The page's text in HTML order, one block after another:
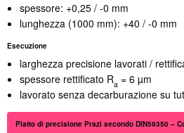
spessore: +0,25 / -0 mm
lunghezza (1000 mm): +40 / -0 mm
Esecuzione
larghezza precisione lavorati /
spessore rettificato Ra = 6 µm
lavorato senza decarburazione su
Piatto di precisione Prazi secondo DIN59350 –